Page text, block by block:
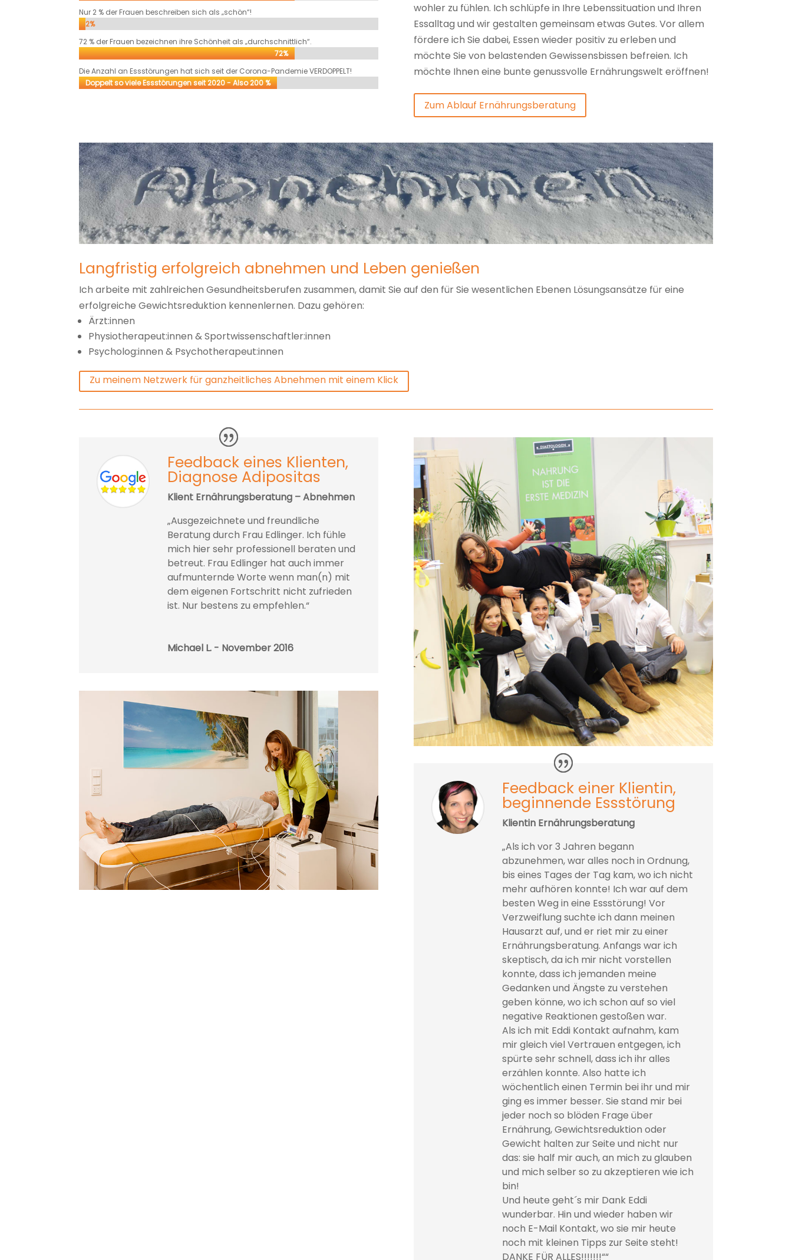
Nur 2 % der Frauen beschreiben sich als „schön“!
2%
2%
72 % der Frauen bezeichnen ihre Schönheit als „durchschnittlich“.
72%
72%
Die Anzahl an Essstörungen hat sich seit der Corona-Pandemie VERDOPPELT!
Doppelt so viele Essstörungen seit 2020 - Also 200 %
Doppelt so viele Essstörungen seit 2020 - Also 200 %
wohler zu fühlen. Ich schlüpfe in Ihre Lebenssituation und Ihren
Essalltag und wir gestalten gemeinsam etwas Gutes. Vor allem
fördere ich Sie dabei, Essen wieder positiv zu erleben und
möchte Sie von belastenden Gewissensbissen befreien. Ich
möchte Ihnen eine bunte genussvolle Ernährungswelt eröffnen!
Zum Ablauf Ernährungsberatung
Langfristig erfolgreich abnehmen und Leben genießen
Ich arbeite mit zahlreichen Gesundheitsberufen zusammen, damit Sie auf den für Sie wesentlichen Ebenen Lösungsansätze für eine
erfolgreiche Gewichtsreduktion kennenlernen. Dazu gehören:
Ärzt:innen
Physiotherapeut:innen & Sportwissenschaftler:innen
Psycholog:innen & Psychotherapeut:innen
Zu meinem Netzwerk für ganzheitliches Abnehmen mit einem Klick
Feedback eines Klienten,
Diagnose Adipositas
Klient Ernährungsberatung – Abnehmen
„Ausgezeichnete und freundliche
Beratung durch Frau Edlinger. Ich fühle
mich hier sehr professionell beraten und
betreut. Frau Edlinger hat auch immer
aufmunternde Worte wenn man(n) mit
dem eigenen Fortschritt nicht zufrieden
ist. Nur bestens zu empfehlen.“
Michael L. - November 2016
Feedback einer Klientin,
beginnende Essstörung
Klientin Ernährungsberatung
„Als ich vor 3 Jahren begann
abzunehmen, war alles noch in Ordnung,
bis eines Tages der Tag kam, wo ich nicht
mehr aufhören konnte! Ich war auf dem
besten Weg in eine Essstörung! Vor
Verzweiflung suchte ich dann meinen
Hausarzt auf, und er riet mir zu einer
Ernährungsberatung. Anfangs war ich
skeptisch, da ich mir nicht vorstellen
konnte, dass ich jemanden meine
Gedanken und Ängste zu verstehen
geben könne, wo ich schon auf so viel
negative Reaktionen gestoßen war.
Als ich mit Eddi Kontakt aufnahm, kam
mir gleich viel Vertrauen entgegen, ich
spürte sehr schnell, dass ich ihr alles
erzählen konnte. Also hatte ich
wöchentlich einen Termin bei ihr und mir
ging es immer besser. Sie stand mir bei
jeder noch so blöden Frage über
Ernährung, Gewichtsreduktion oder
Gewicht halten zur Seite und nicht nur
das: sie half mir auch, an mich zu glauben
und mich selber so zu akzeptieren wie ich
bin!
Und heute geht´s mir Dank Eddi
wunderbar. Hin und wieder haben wir
noch E-Mail Kontakt, wo sie mir heute
noch mit kleinen Tipps zur Seite steht!
DANKE FÜR ALLES!!!!!!!““